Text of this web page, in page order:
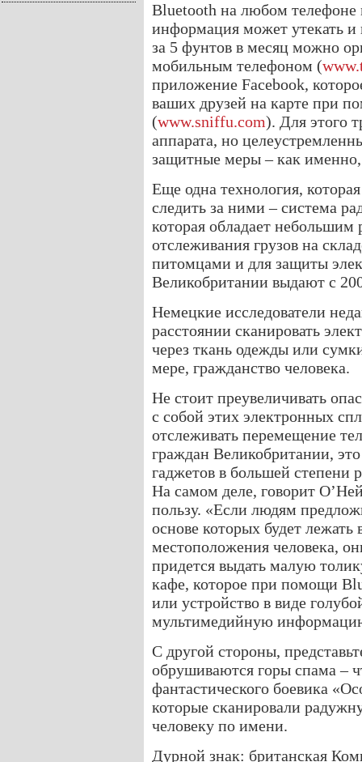
Bluetooth на любом
информация может утекать и
за 5 фунтов в месяц можно
мобильным телефоном (
приложение Facebook,
ваших друзей на карте при
(www.sniffu.com). Для этого
аппарата, но
защитные меры – как именно,
Еще одна технология,
следить за ними – система
которая обладает небольшим
отслеживания грузов на
питомцами и для защиты
Великобритании выдают с
Немецкие исследователи
расстоянии сканировать
через ткань одежды или
мере, гражданство человека.
Не стоит преувеличивать
с собой этих электронных
отслеживать перемещение
граждан Великобритании,
гаджетов в большей степени
На самом деле, говорит
пользу. «Если людям
основе которых будет
местоположения человека,
придется выдать малую
кафе, которое при помощи
или устройство в виде
мультимедийную
С другой стороны,
обрушиваются горы спама –
фантастического боевика
которые сканировали
человеку по имени.
Дурной знак: британская